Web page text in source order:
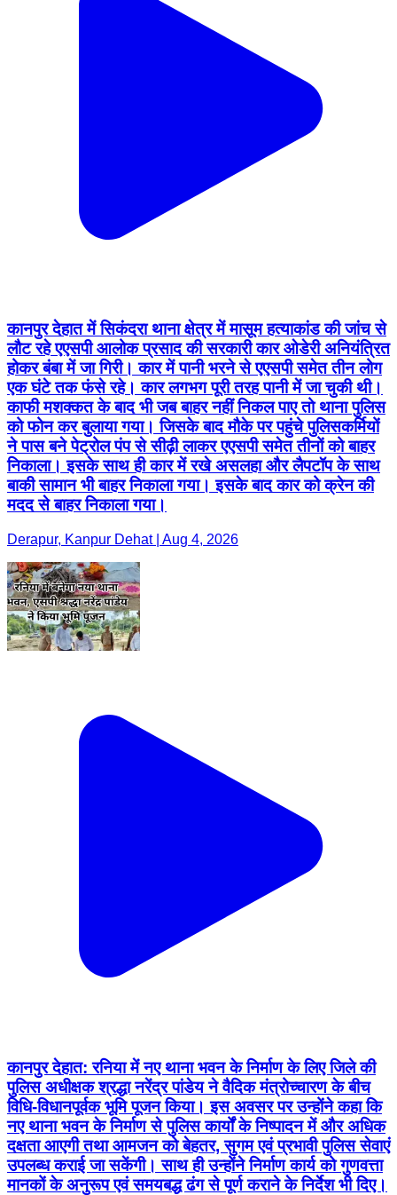
कानपुर देहात में सिकंदरा थाना क्षेत्र में मासूम हत्याकांड की जांच से
लौट रहे एएसपी आलोक प्रसाद की सरकारी कार ओडेरी अनियंत्रित
होकर बंबा में जा गिरी। कार में पानी भरने से एएसपी समेत तीन लोग
एक घंटे तक फंसे रहे। कार लगभग पूरी तरह पानी में जा चुकी थी।
काफी मशक्कत के बाद भी जब बाहर नहीं निकल पाए तो थाना पुलिस
को फोन कर बुलाया गया। जिसके बाद मौके पर पहुंचे पुलिसकर्मियों
ने पास बने पेट्रोल पंप से सीढ़ी लाकर एएसपी समेत तीनों को बाहर
निकाला। इसके साथ ही कार में रखे असलहा और लैपटॉप के साथ
बाकी सामान भी बाहर निकाला गया। इसके बाद कार को क्रेन की
मदद से बाहर निकाला गया।
Derapur, Kanpur Dehat | Aug 4, 2026
कानपुर देहात: रनिया में नए थाना भवन के निर्माण के लिए जिले की
पुलिस अधीक्षक श्रद्धा नरेंद्र पांडेय ने वैदिक मंत्रोच्चारण के बीच
विधि-विधानपूर्वक भूमि पूजन किया। इस अवसर पर उन्होंने कहा कि
नए थाना भवन के निर्माण से पुलिस कार्यों के निष्पादन में और अधिक
दक्षता आएगी तथा आमजन को बेहतर, सुगम एवं प्रभावी पुलिस सेवाएं
उपलब्ध कराई जा सकेंगी। साथ ही उन्होंने निर्माण कार्य को गुणवत्ता
मानकों के अनुरूप एवं समयबद्ध ढंग से पूर्ण कराने के निर्देश भी दिए।